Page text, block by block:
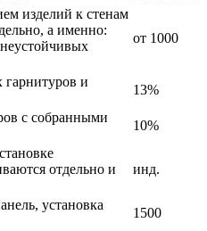
изделий к стенам
а именно:
от 1000
гарнитуров и
13%
с собранными
10%
отдельно и
инд.
установка
1500